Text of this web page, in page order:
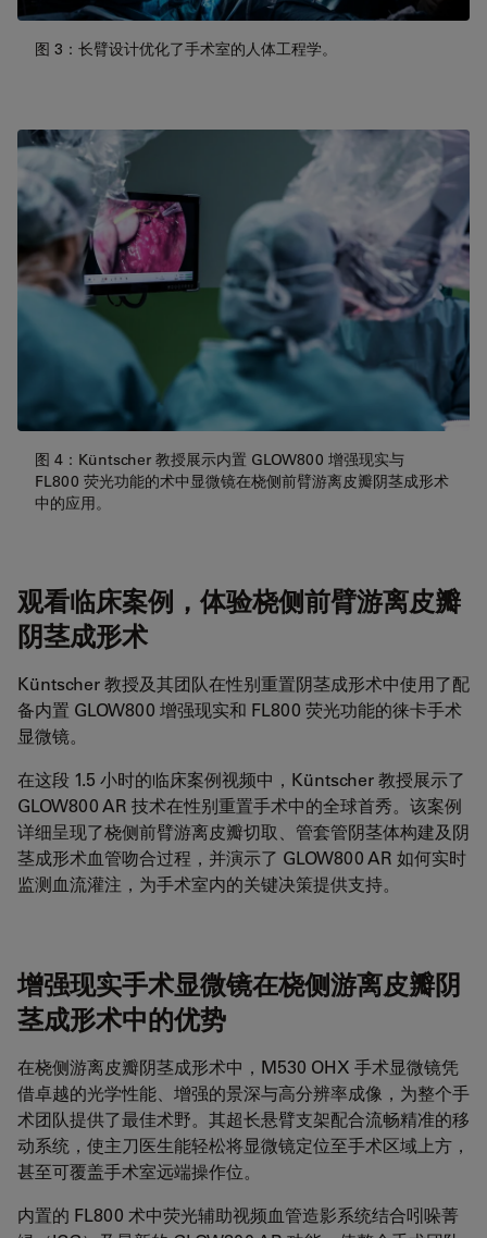
图 3：长臂设计优化了手术室的人体工程学。
图 4：Küntscher 教授展示内置 GLOW800 增强现实与
FL800 荧光功能的术中显微镜在桡侧前臂游离皮瓣阴茎成形术
中的应用。
观看临床案例，体验桡侧前臂游离皮瓣
阴茎成形术
Küntscher 教授及其团队在性别重置阴茎成形术中使用了配
备内置 GLOW800 增强现实和 FL800 荧光功能的徕卡手术
显微镜。
在这段 1.5 小时的临床案例视频中，Küntscher 教授展示了
GLOW800 AR 技术在性别重置手术中的全球首秀。该案例
详细呈现了桡侧前臂游离皮瓣切取、管套管阴茎体构建及阴
茎成形术血管吻合过程，并演示了 GLOW800 AR 如何实时
监测血流灌注，为手术室内的关键决策提供支持。
增强现实手术显微镜在桡侧游离皮瓣阴
茎成形术中的优势
在桡侧游离皮瓣阴茎成形术中，M530 OHX 手术显微镜凭
借卓越的光学性能、增强的景深与高分辨率成像，为整个手
术团队提供了最佳术野。其超长悬臂支架配合流畅精准的移
动系统，使主刀医生能轻松将显微镜定位至手术区域上方，
甚至可覆盖手术室远端操作位。
内置的 FL800 术中荧光辅助视频血管造影系统结合吲哚菁